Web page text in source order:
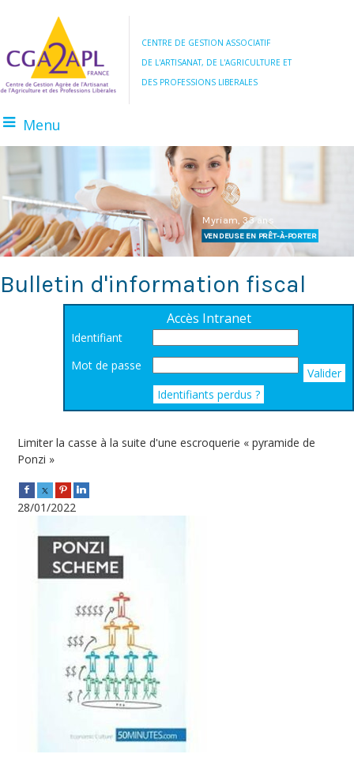
CENTRE DE GESTION ASSOCIATIF
DE L'ARTISANAT, DE L'AGRICULTURE ET
DES PROFESSIONS LIBERALES
Menu
Myriam, 33 ans
VENDEUSE EN PRÊT-À-PORTER
AGRICULTEUR
BOULANGER
Bulletin d'information fiscal
Accès Intranet
Identifiant
Mot de passe
Valider
Identifiants perdus ?
Limiter la casse à la suite d'une escroquerie « pyramide de
Ponzi »
28/01/2022